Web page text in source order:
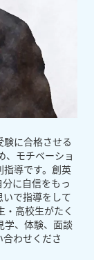
に合格させる
、モチベーショ
指導です。創英
に自信をもっ
で指導をして
・高校生がたく
学、体験、面談
わせくださ